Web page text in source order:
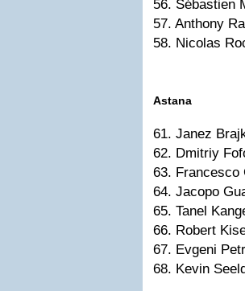
56. Sébastien
57. Anthony
58. Nicolas
Astana
61. Janez
62. Dmitriy
63. Francesco
64. Jacopo
65. Tanel
66. Robert
67. Evgeni
68. Kevin